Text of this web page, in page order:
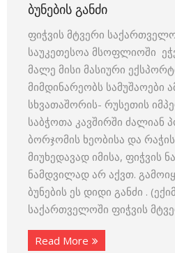
ᲑᲣᲜᲔᲑᲘᲡ ᲒᲐᲜᲫᲘ
ფიჭვის მტვერი
საუკეთესოა მსოფლიოში
მალე მისი მასიური
მიმდინარეობს სამუშაოები
სხვათაშორის- რუსეთის
საბჭოთა კავშირში
ბორჯომის ხეობისა და
მიუხედავად იმისა, ფიჭვის
ნამდვილად არ აქვთ.
ბუნების ეს დიდი განძი .
საქართველოში ფიჭვის
Read More